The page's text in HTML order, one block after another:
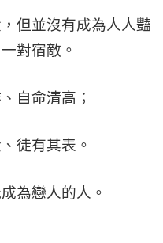
但並沒有成為人人豔
對宿敵。
自命清高；
徒有其表。
為戀人的人。